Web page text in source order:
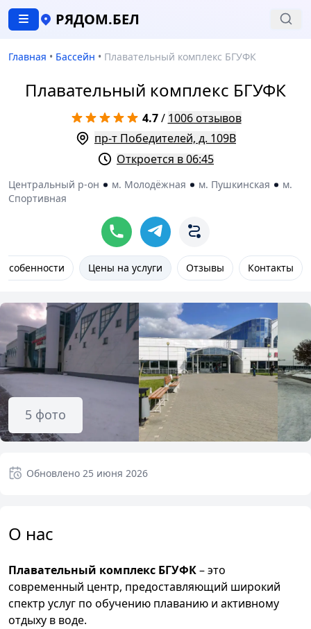
РЯДОМ.БЕЛ
Главная • Бассейн • Плавательный комплекс БГУФК
Плавательный комплекс БГУФК
4.7/ 1006 отзывов
пр-т Победителей, д. 109В
Откроется в 06:45
Центральный р-он м. Молодёжная м. Пушкинская
м.
Спортивная
Особенности Цены на услуги Отзывы Контакты
5 фото
Обновлено 25 июня 2026
О нас
Плавательный комплекс БГУФК– это
современный центр, предоставляющий широкий
спектр услуг по обучению плаванию и активному
отдыху в воде.